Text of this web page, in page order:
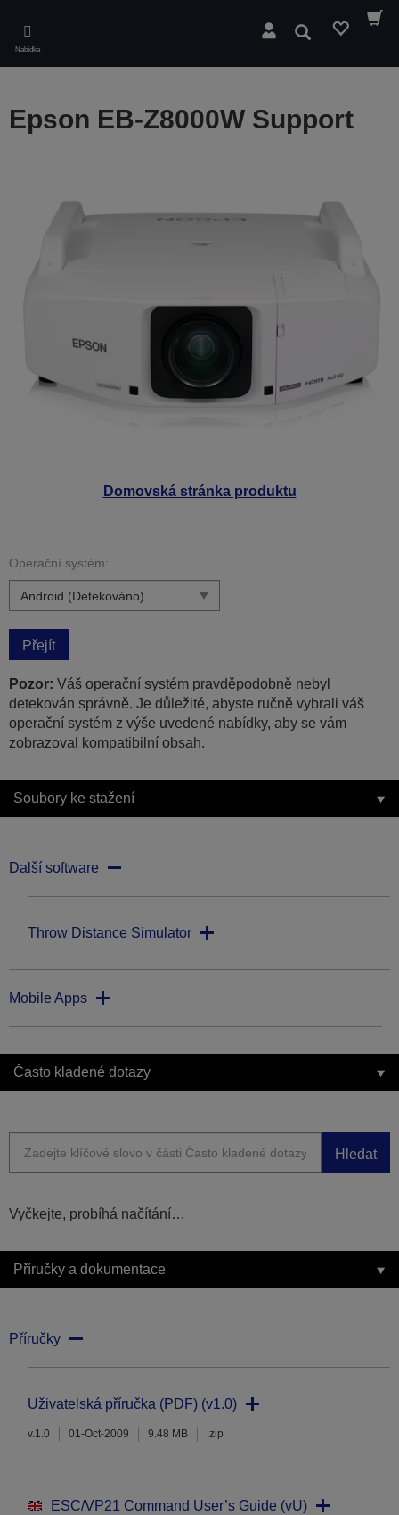
main
content
Nabídka
Hledat
Domovská stránka produktu
Epson EB-Z8000W Support
Operační systém:
Přejít
Pozor: Váš operační systém pravděpodobně nebyl
detekován správně. Je důležité, abyste ručně vybrali váš
operační systém z výše uvedené nabídky, aby se vám
zobrazoval kompatibilní obsah.
Soubory ke stažení
Další software
Throw Distance Simulator
Mobile Apps
Často kladené dotazy
Hledat
Vyčkejte, probíhá načítání…
Příručky a dokumentace
Příručky
Uživatelská příručka (PDF) (v1.0)
v.1.0 01-Oct-2009 9.48 MB .zip
ESC/VP21 Command User’s Guide (vU)